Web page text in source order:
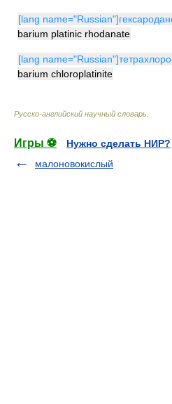
[lang
barium platinic rhodanate
[lang
barium chloroplatinite
Русско-английский научный словарь
Игры ⚽
Нужно сделать НИР?
малоновокислый